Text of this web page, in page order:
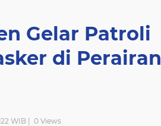
Gelar Patroli
di Perairan
WIB | 0 Views